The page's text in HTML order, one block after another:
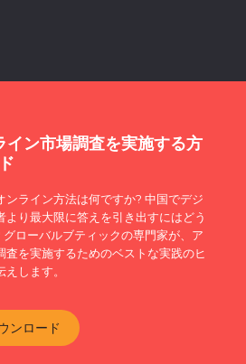
イン市場調査を実施する方
ンライン方法は何ですか? 中国でデジ
より最大限に答えを引き出すにはどう
ローバルブティックの専門家が、ア
査を実施するためのベストな実践のヒ
します。
ンロード